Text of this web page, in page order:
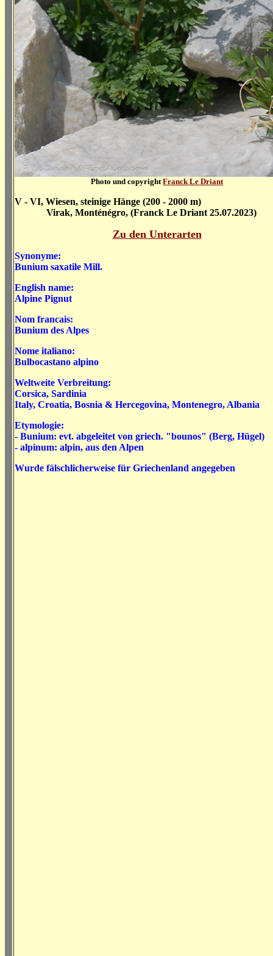
Photo und copyrightFranck Le Driant
V - VI, Wiesen, steinige Hänge (200 - 2000 m)
Virak, Monténégro, (Franck Le Driant 25.07.2023)
Zu den Unterarten
Synonyme:
Bunium saxatile Mill.
English name:
Alpine Pignut
Nom francais:
Bunium des Alpes
Nome italiano:
Bulbocastano alpino
Weltweite Verbreitung:
Corsica, Sardinia
Italy, Croatia, Bosnia & Hercegovina, Montenegro, Albania
Etymologie:
- Bunium: evt. abgeleitet von griech. "bounos" (Berg, Hügel)
- alpinum: alpin, aus den Alpen
Wurde fälschlicherweise für Griechenland angegeben